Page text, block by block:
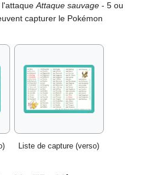
l'attaque Attaque sauvage - 5 ou
capturer le Pokémon
Liste de capture (verso)